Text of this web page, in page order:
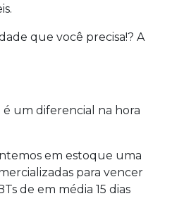
que você precisa!? A
um diferencial na hora
em estoque uma
para vencer
de em média 15 dias